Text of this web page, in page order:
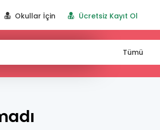
Okullar İçin Ücretsiz Kayıt Ol